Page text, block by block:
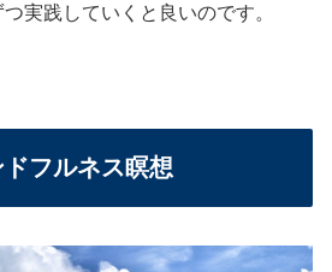
実践していくと良いのです。
フルネス瞑想